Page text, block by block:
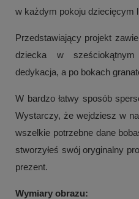
w każdym pokoju dziecięcym
Przedstawiający projekt
dziecka w
dedykacja, a po bokach
W bardzo łatwy sposób
Wystarczy, że wejdziesz w
wszelkie potrzebne dane
stworzyłeś swój oryginalny
prezent.
Wymiary obrazu: